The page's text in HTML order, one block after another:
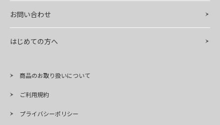
お問い合わせ
はじめての方へ
商品のお取り扱いについて
ご利用規約
プライバシーポリシー